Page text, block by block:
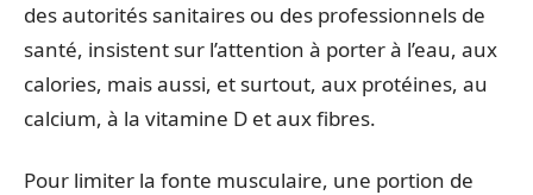
des autorités sanitaires ou des professionnels de
santé, insistent sur l’attention à porter à l’eau, aux
calories, mais aussi, et surtout, aux protéines, au
calcium, à la vitamine D et aux fibres.
Pour limiter la fonte musculaire, une portion de